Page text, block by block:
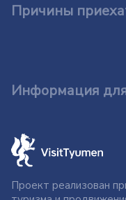
Причины
Информация
Проект реализован